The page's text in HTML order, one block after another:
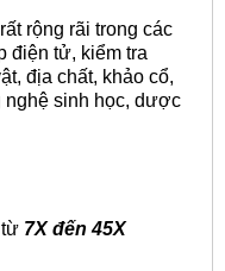
rộng rãi trong các
điện tử, kiểm tra
địa chất, khảo cổ,
nghệ sinh học, dược
7X đến 45X